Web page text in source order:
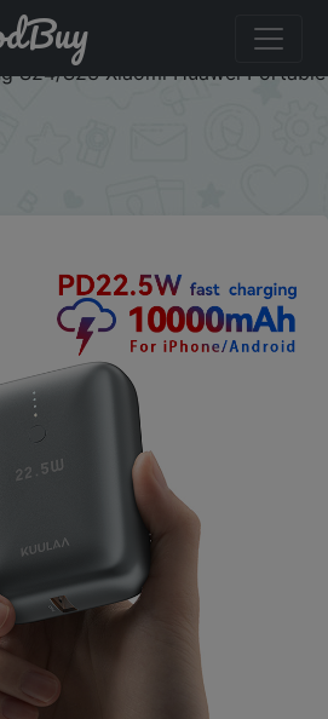
KUULAA 22.5W 10000mAh
Fast Charger for
S24/S23 Xiaomi Huawei Portable